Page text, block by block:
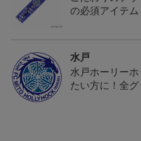
の必須アイテム
水戸
水戸ホーリー
たい方に！全グ